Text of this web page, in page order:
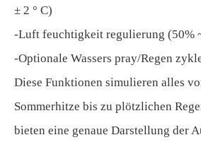
± 2 ° C)
-Luft feuchtigkeit regulierung (50%
-Optionale Wassers pray/Regen
Diese Funktionen simulieren alles
Sommerhitze bis zu plötzlichen
bieten eine genaue Darstellung der